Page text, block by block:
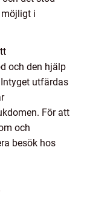
i
och den hjälp
utfärdas
För att
och
besök hos